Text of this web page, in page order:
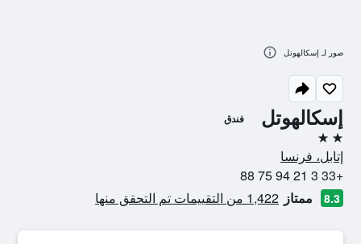
إسكالهوتل فندق
2 نجمتين
إتابل، فرنسا
+33 3 21 94 75 88
8.3 ممتاز 1,422 من التقييمات تم التحقق منها
صور لـ إسكالهوتل